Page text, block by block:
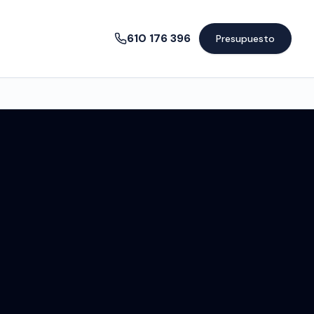
610 176 396 Presupuesto